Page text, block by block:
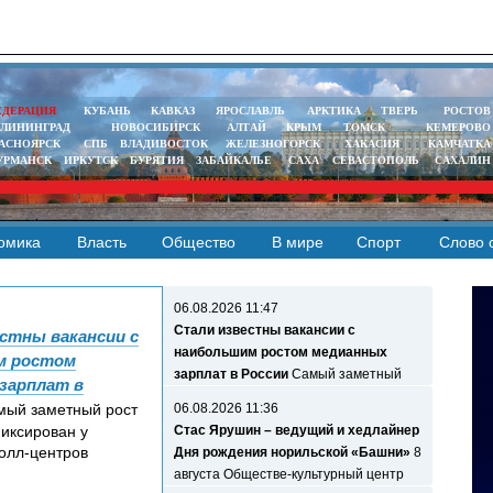
КУБАНЬ КАВКАЗ ЯРОСЛАВЛЬ АРКТИКА ТВЕРЬ
РОСТОВ
НОВОСИБИРСК АЛТАЙ КРЫМ ТОМСК
КЕМЕРОВО
СПБ ВЛАДИВОСТОК ЖЕЛЕЗНОГОРСК ХАКАСИЯ
КАМЧАТКА
ИРКУТСК БУРЯТИЯ ЗАБАЙКАЛЬЕ САХА СЕВАСТОПОЛЬ САХАЛИН
° - ° ° -
Власть Общество В мире Спорт Слово
вакансии с
ростом
в
заметный рост
у
центров
06.08.2026 11:47
Стали известны вакансии с
наибольшим ростом медианных
зарплат в России Самый заметный
06.08.2026 11:36
Стас Ярушин – ведущий и хедлайнер
Дня рождения норильской «Башни» 8
августа Обществе-культурный центр